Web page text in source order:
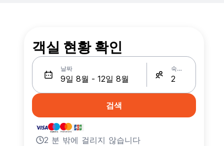
객실 현황 확인
날짜 숙박인원
검색
2 분 밖에 걸리지 않습니다